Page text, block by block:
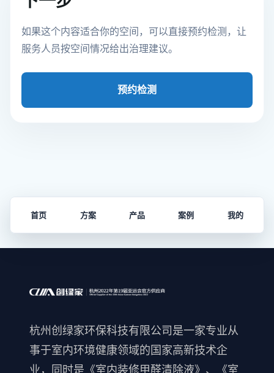
如果这个内容适合你的空间，可以直接预约检测，让
服务人员按空间情况给出治理建议。
预约检测
首页 方案 产品 案例 我的
杭州创绿家环保科技有限公司是一家专业从
事于室内环境健康领域的国家高新技术企
业，同时是《室内装修甲醛清除液》、《室